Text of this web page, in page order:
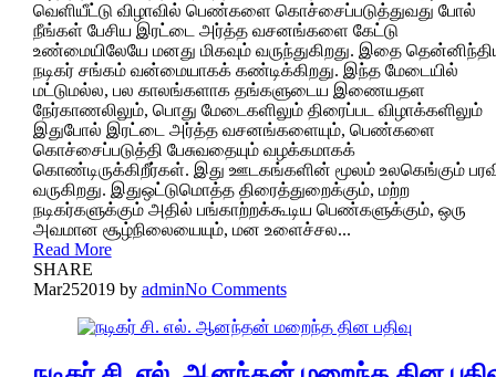
வெளியீட்டு விழாவில் பெண்களை கொச்சைப்படுத்துவது போல்
நீங்கள் பேசிய இரட்டை அர்த்த வசனங்களை கேட்டு
உண்மையிலேயே மனது மிகவும் வருந்துகிறது. இதை
நடிகர் சங்கம் வன்மையாகக் கண்டிக்கிறது. இந்த மேடையில்
மட்டுமல்ல, பல காலங்களாக தங்களுடைய இணையதள
நேர்காணலிலும், பொது மேடைகளிலும் திரைப்பட விழாக்களிலும்
இதுபோல் இரட்டை அர்த்த வசனங்களையும், பெண்களை
கொச்சைப்படுத்தி பேசுவதையும் வழக்கமாகக்
கொண்டிருக்கிறீர்கள். இது ஊடகங்களின் மூலம் உலகெங்கும்
வருகிறது. இதுஒட்டுமொத்த திரைத்துறைக்கும், மற்ற
நடிகர்களுக்கும் அதில் பங்காற்றக்கூடிய பெண்களுக்கும், ஒரு
அவமான சூழ்நிலையையும், மன உளைச்சல...
Read More
SHARE
Mar252019by adminNo Comments